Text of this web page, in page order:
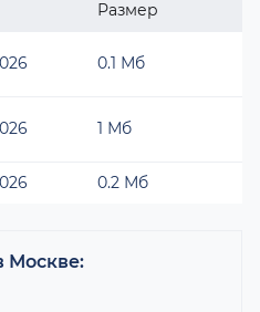
Размер
0.1 Мб
1 Мб
0.2 Мб
Москве: